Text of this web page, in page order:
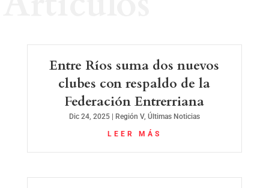
Entre Ríos suma dos nuevos
clubes con respaldo de la
Federación Entrerriana
Dic 24, 2025| Región V, Últimas Noticias
LEER MÁS